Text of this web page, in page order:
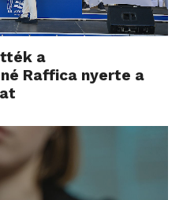
a
Raffica nyerte a